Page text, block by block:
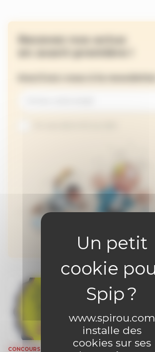
www.spirou.com
installe des
cookies sur ses
Recevez nos actus
CONCOURS